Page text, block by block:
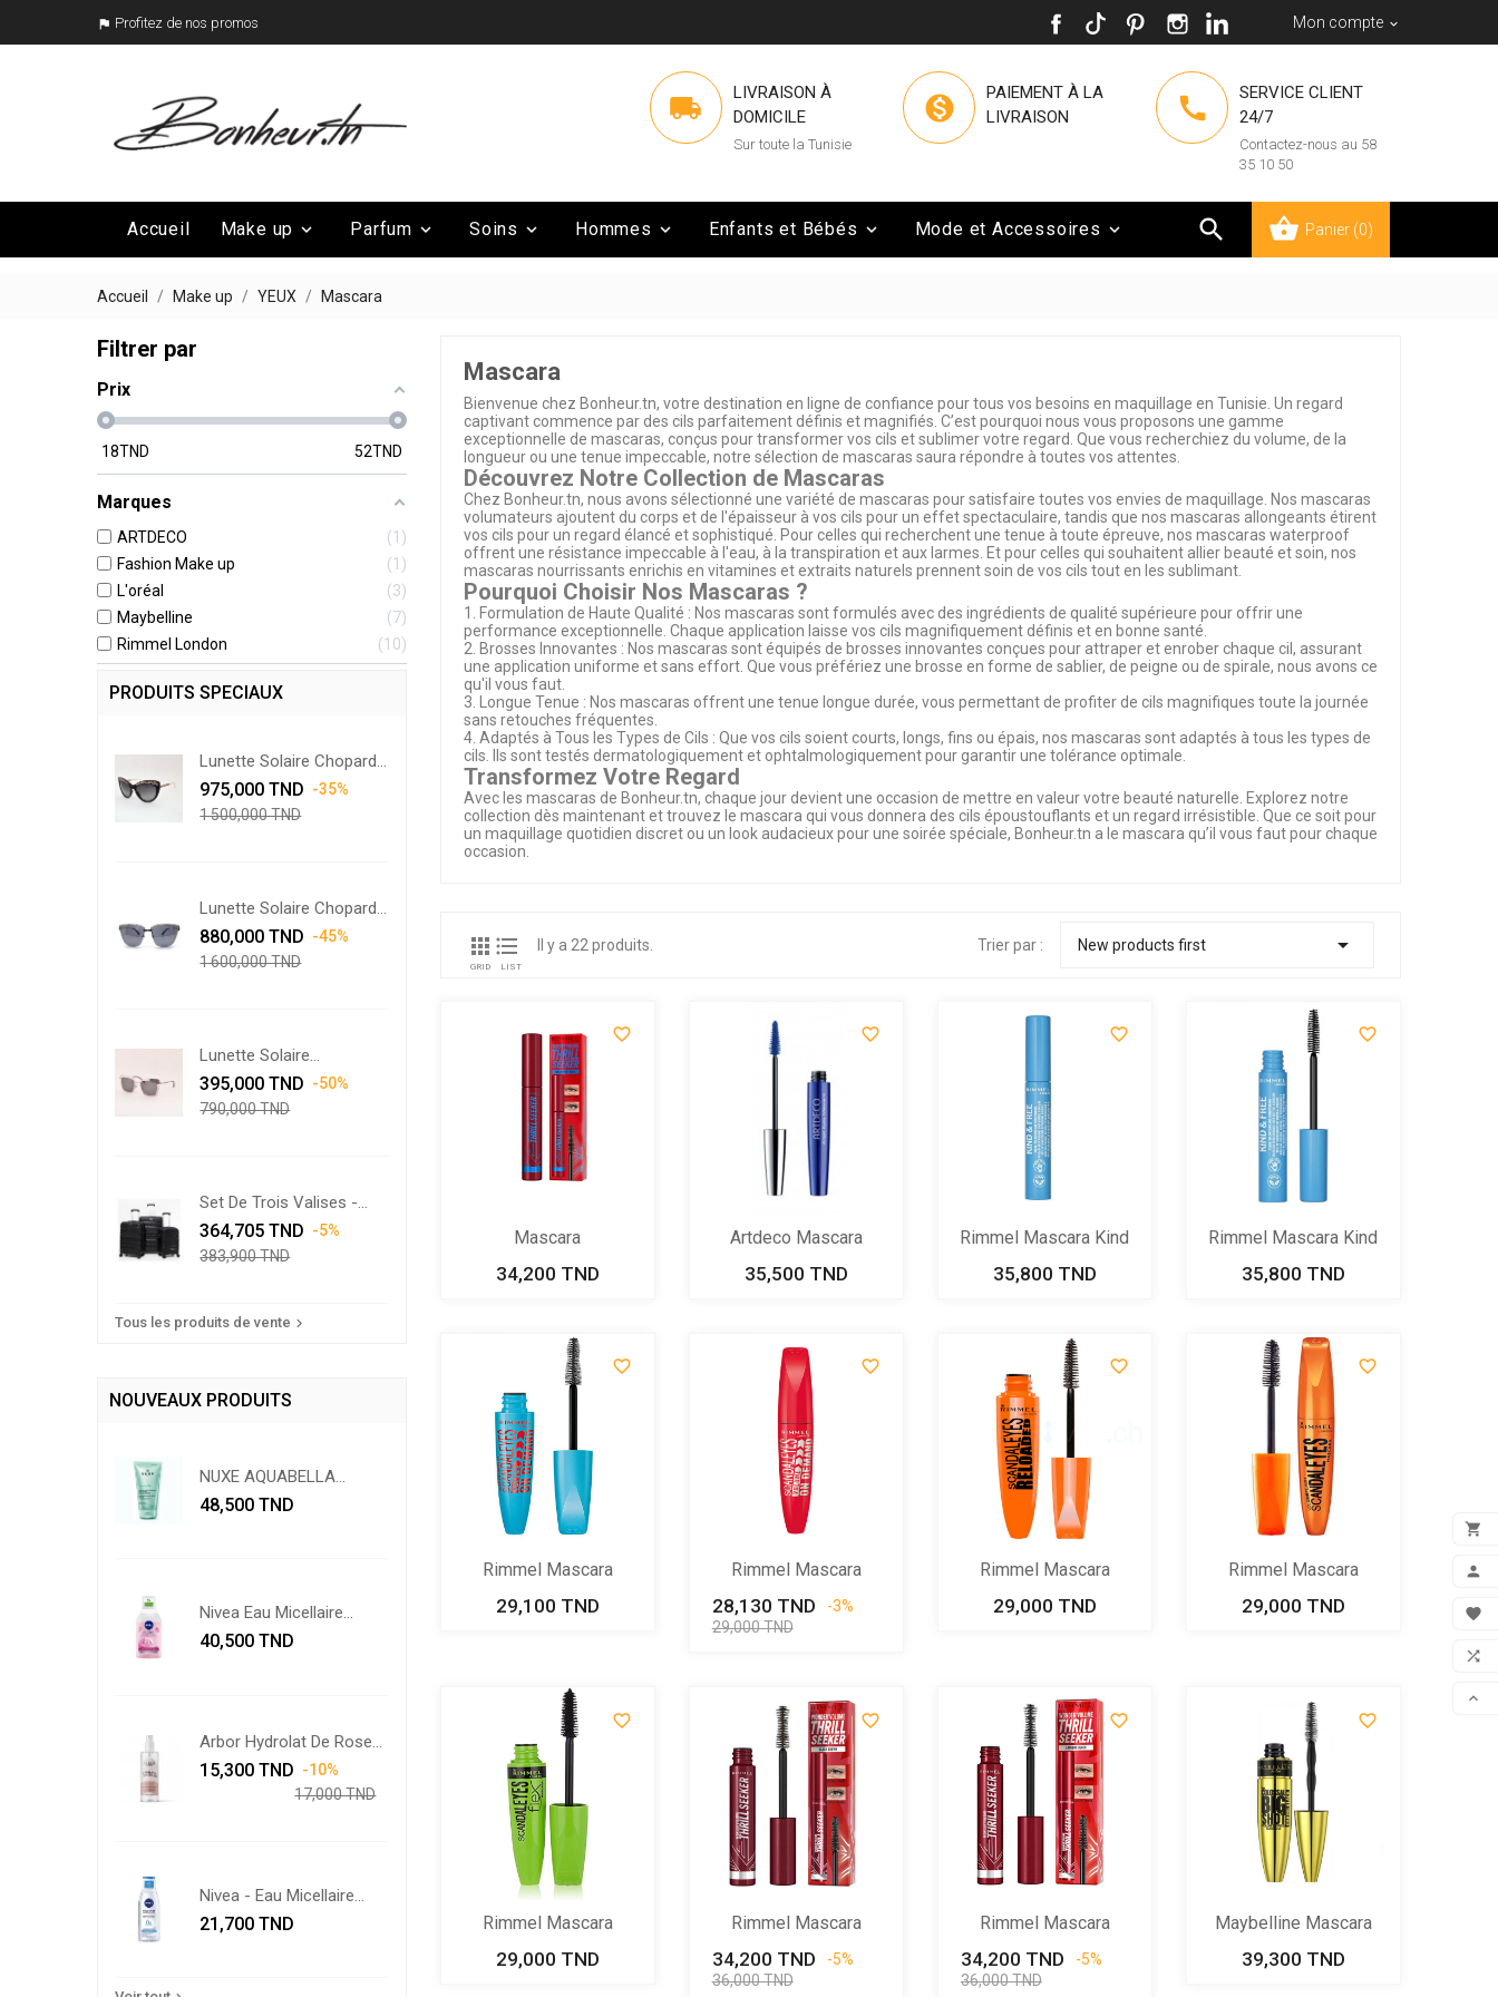





 Profitez de nos promos Mon compte 

LIVRAISON À
DOMICILE
Sur toute la Tunisie

PAIEMENT À LA
LIVRAISON

SERVICE CLIENT
24/7
Contactez-nous au 58
35 10 50
Accueil 
Make up 
Parfum 
Soins 
Hommes 
Enfants et Bébés 
Mode et Accessoires
Mega Promo Nos marques
 Panier (0)
Accueil Make up YEUX Mascara
Filtrer par
Prix
18TND 52TND
Marques
ARTDECO
1
Fashion Make up
1
L'oréal
3
Maybelline
7
Rimmel London
10
PRODUITS SPECIAUX
Lunette Solaire Chopard...
Prix
975,000 TND Prix
-35%
1 500,000 TND
Lunette Solaire Chopard...
Prix
880,000 TND Prix
-45%
1 600,000 TND
Lunette Solaire
Swarovski...
Prix
395,000 TND Prix
-50%
790,000 TND
Set De Trois Valises -
Noir
Prix
364,705 TND Prix
-5%
383,900 TND
Tous les produits de vente 
NOUVEAUX PRODUITS
NUXE AQUABELLA
GELEE...
Prix
48,500 TND
Nivea Eau Micellaire
Rose...
Prix
40,500 TND
Arbor Hydrolat De Rose
De...
Prix
15,300 TND Prix
base
-10%
17,000 TND
Nivea - Eau Micellaire
3en1...
Prix
21,700 TND
Mascara
Bienvenue chez Bonheur.tn, votre destination en ligne de confiance pour tous vos besoins en maquillage en Tunisie. Un regard
captivant commence par des cils parfaitement définis et magnifiés. C’est pourquoi nous vous proposons une gamme
exceptionnelle de mascaras, conçus pour transformer vos cils et sublimer votre regard. Que vous recherchiez du volume, de la
longueur ou une tenue impeccable, notre sélection de mascaras saura répondre à toutes vos attentes.
Découvrez Notre Collection de Mascaras
Chez Bonheur.tn, nous avons sélectionné une variété de mascaras pour satisfaire toutes vos envies de maquillage. Nos mascaras
volumateurs ajoutent du corps et de l'épaisseur à vos cils pour un effet spectaculaire, tandis que nos mascaras allongeants étirent
vos cils pour un regard élancé et sophistiqué. Pour celles qui recherchent une tenue à toute épreuve, nos mascaras waterproof
offrent une résistance impeccable à l'eau, à la transpiration et aux larmes. Et pour celles qui souhaitent allier beauté et soin, nos
mascaras nourrissants enrichis en vitamines et extraits naturels prennent soin de vos cils tout en les sublimant.
Pourquoi Choisir Nos Mascaras ?
1. Formulation de Haute Qualité : Nos mascaras sont formulés avec des ingrédients de qualité supérieure pour offrir une
performance exceptionnelle. Chaque application laisse vos cils magnifiquement définis et en bonne santé.
2. Brosses Innovantes : Nos mascaras sont équipés de brosses innovantes conçues pour attraper et enrober chaque cil, assurant
une application uniforme et sans effort. Que vous préfériez une brosse en forme de sablier, de peigne ou de spirale, nous avons ce
qu'il vous faut.
3. Longue Tenue : Nos mascaras offrent une tenue longue durée, vous permettant de profiter de cils magnifiques toute la journée
sans retouches fréquentes.
4. Adaptés à Tous les Types de Cils : Que vos cils soient courts, longs, fins ou épais, nos mascaras sont adaptés à tous les types de
cils. Ils sont testés dermatologiquement et ophtalmologiquement pour garantir une tolérance optimale.
Transformez Votre Regard
Avec les mascaras de Bonheur.tn, chaque jour devient une occasion de mettre en valeur votre beauté naturelle. Explorez notre
collection dès maintenant et trouvez le mascara qui vous donnera des cils époustouflants et un regard irrésistible. Que ce soit pour
un maquillage quotidien discret ou un look audacieux pour une soirée spéciale, Bonheur.tn a le mascara qu’il vous faut pour chaque
occasion.

GRID

LIST
Il y a 22 produits. Trier par : New products first 

Mascara
Wonder'volume...
Prix
34,200 TND

Artdeco Mascara
Angel Eyes...
Prix
35,500 TND

Rimmel Mascara Kind
& Free...
Prix
35,800 TND

Rimmel Mascara Kind
& Free...
Prix
35,800 TND

Rimmel Mascara
Scandaleyes...
Prix
29,100 TND

Rimmel Mascara
Scandl'eyes...
Prix
28,130 TND
Prix
-3%
29,000 TND

Rimmel Mascara
Scandal’eyes...
Prix
29,000 TND

Rimmel Mascara
Scandal’eyes...
Prix
29,000 TND

Rimmel Mascara
Scandal'eyes...
Prix
29,000 TND

Rimmel Mascara
Wonder Vol...
Prix
34,200 TND
Prix
-5%
36,000 TND

Rimmel Mascara
Wonder Vol...
Prix
34,200 TND
Prix
-5%
36,000 TND

Maybelline Mascara
Big Shot...
Prix
39,300 TND